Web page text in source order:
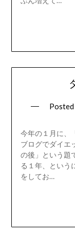
今年の１月に、
ブログでダイエ
の後」という題
る１年、という
をしてお…